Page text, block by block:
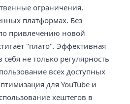
ограничения,
платформах. Без
привлечению новой
"плато". Эффективная
себя не только регулярность
всех доступных
для YouTube и
хештегов в